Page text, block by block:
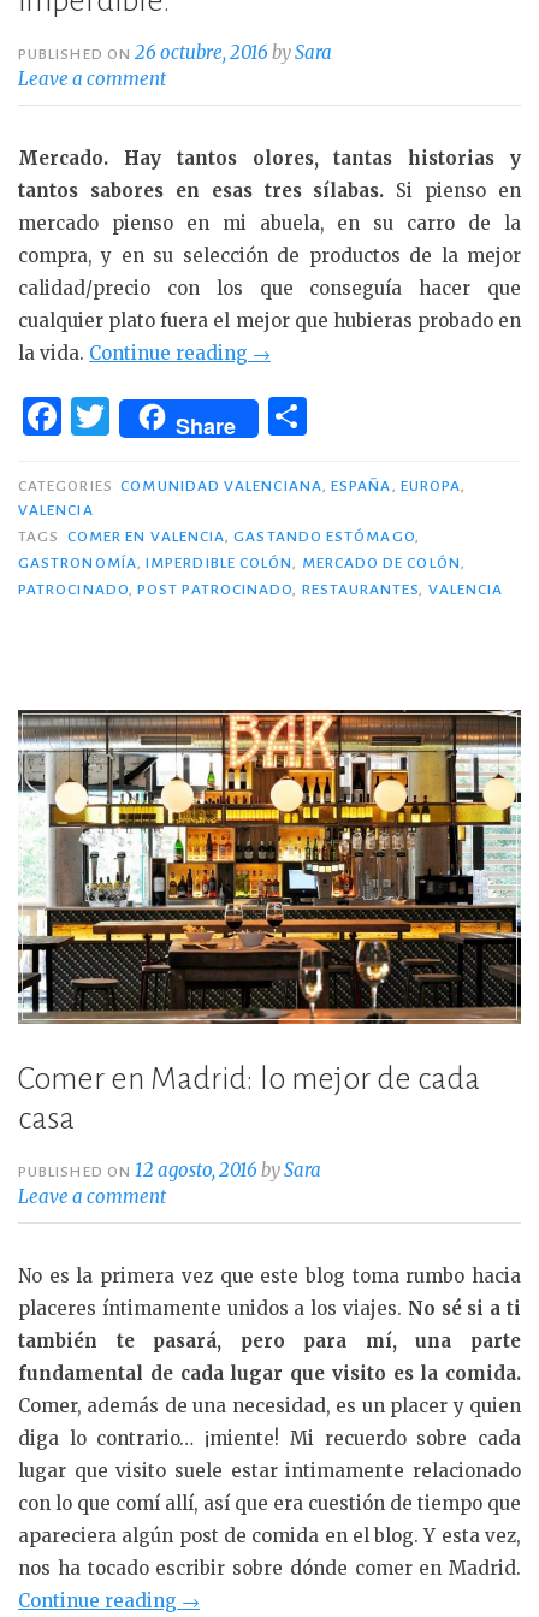
PUBLISHED ON26 octubre, 2016 bySara
Leave a comment
Mercado. Hay tantos olores, tantas historias y
tantos sabores en esas tres sílabas. Si pienso en
mercado pienso en mi abuela, en su carro de la
compra, y en su selección de productos de la mejor
calidad/precio con los que conseguía hacer que
cualquier plato fuera el mejor que hubieras probado en
la vida. Continue reading «Mercado
Colón
Valencia,
imperdible.»
→
F
c
e
b
o
T
w
it
te
r
Share
m
p
ar
ti
CATEGORIES COMUNIDAD VALENCIANA ,ESPAÑA EUROPA
VALENCIA
TAGS
COMER EN VALENCIA ,GASTANDO ESTÓMAGO
GASTRONOMÍA ,IMPERDIBLE COLÓN MERCADO DE COLÓN
PATROCINADO ,POST PATROCINADO RESTAURANTES VALENCIA
Comer en Madrid: lo mejor de cada
casa
PUBLISHED ON12 agosto, 2016 bySara
Leave a comment
No es la primera vez que este blog toma rumbo hacia
placeres íntimamente unidos a los viajes. No sé si a ti
también te pasará, pero para mí, una parte
fundamental de cada lugar que visito es la comida.
Comer, además de una necesidad, es un placer y quien
diga lo contrario… ¡miente! Mi recuerdo sobre cada
lugar que visito suele estar intimamente relacionado
con lo que comí allí, así que era cuestión de tiempo que
apareciera algún post de comida en el blog. Y esta vez,
nos ha tocado escribir sobre dónde comer en Madrid.
Continue reading «Comer
→